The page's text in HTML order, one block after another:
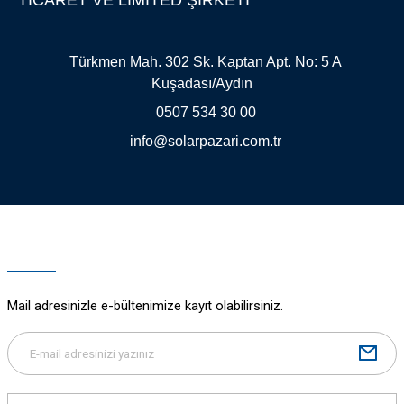
Ürün fiyatı diğer sitelerden daha pahalı.
Gönder
Türkmen Mah. 302 Sk. Kaptan Apt. No: 5 A
Kuşadası/Aydın
0507 534 30 00
info@solarpazari.com.tr
Mail adresinizle e-bültenimize kayıt olabilirsiniz.